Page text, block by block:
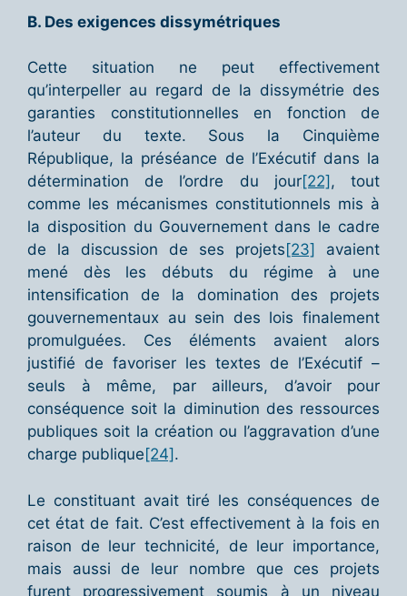
B. Des exigences dissymétriques
Cette situation ne peut effectivement
qu’interpeller au regard de la dissymétrie des
garanties constitutionnelles en fonction de
l’auteur du texte. Sous la Cinquième
République, la préséance de l’Exécutif dans la
détermination de l’ordre du jour[22] , tout
comme les mécanismes constitutionnels mis à
la disposition du Gouvernement dans le cadre
de la discussion de ses projets [23]
avaient
mené dès les débuts du régime à une
intensification de la domination des projets
gouvernementaux au sein des lois finalement
promulguées. Ces éléments avaient alors
justifié de favoriser les textes de l’Exécutif –
seuls à même, par ailleurs, d’avoir pour
conséquence soit la diminution des ressources
publiques soit la création ou l’aggravation d’une
charge publique [24] .
Le constituant avait tiré les conséquences de
cet état de fait. C’est effectivement à la fois en
raison de leur technicité, de leur importance,
mais aussi de leur nombre que ces projets
furent progressivement soumis à un niveau